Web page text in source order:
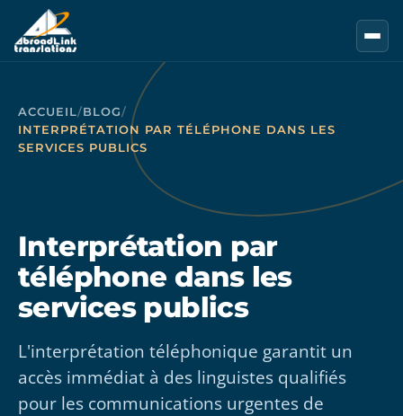
Aller au contenu principal
ACCUEIL/BLOG/
INTERPRÉTATION PAR TÉLÉPHONE DANS LES
SERVICES PUBLICS
Interprétation par
téléphone dans les
services publics
L'interprétation téléphonique garantit un
accès immédiat à des linguistes qualifiés
pour les communications urgentes de